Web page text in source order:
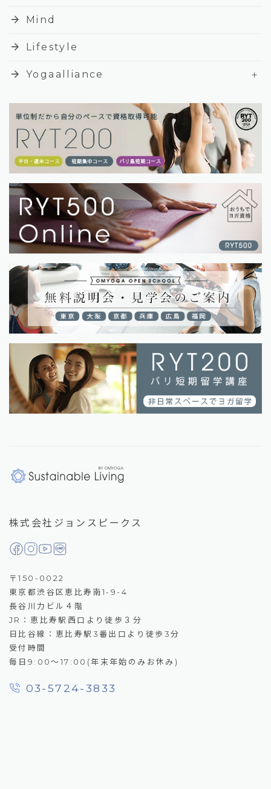
arrow_forward
Mind
arrow_forward Lifestyle
arrow_forward Yogaalliance +
株式会社ジョンスピークス
〒150-0022
東京都渋谷区恵比寿南1-9-4
長谷川力ビル４階
JR：恵比寿駅西口より徒歩３分
日比谷線：恵比寿駅3番出口より徒歩3分
受付時間
毎日9:00～17:00(年末年始のみお休み)
03-5724-3833